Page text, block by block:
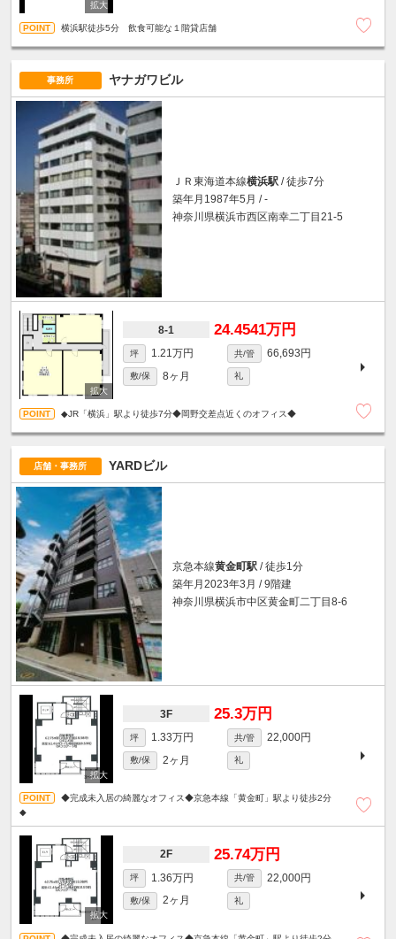
横浜駅徒歩5分 飲食可能な１階貸店舗
事務所 ヤナガワビル
ＪＲ東海道本線横浜駅 / 徒歩7分
築年月1987年5月 / -
神奈川県横浜市西区南幸二丁目21-5
8-1 24.4541万円
坪 1.21万円 共/管 66,693円
敷/保 8ヶ月 礼
◆JR「横浜」駅より徒歩7分◆岡野交差点近くのオフィス◆
店舗・事務所 YARDビル
京急本線黄金町駅 / 徒歩1分
築年月2023年3月 / 9階建
神奈川県横浜市中区黄金町二丁目8-6
3F 25.3万円
坪 1.33万円 共/管 22,000円
敷/保 2ヶ月 礼
◆完成未入居の綺麗なオフィス◆京急本線「黄金町」駅より徒歩2分
◆
2F 25.74万円
坪 1.36万円 共/管 22,000円
敷/保 2ヶ月 礼